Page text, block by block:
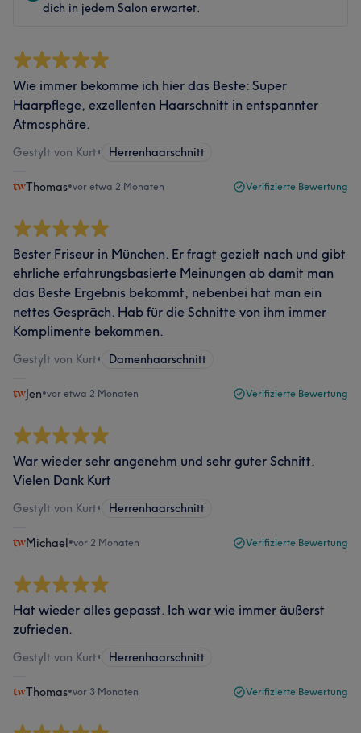
dich in jedem Salon erwartet.
Wie immer bekomme ich hier das Beste: Super
Haarpflege, exzellenten Haarschnitt in entspannter
Atmosphäre.
Gestylt von Kurt• Herrenhaarschnitt
Thomas•vor etwa 2 Monaten Verifizierte Bewertung
Bester Friseur in München. Er fragt gezielt nach und gibt
ehrliche erfahrungsbasierte Meinungen ab damit man
das Beste Ergebnis bekommt, nebenbei hat man ein
nettes Gespräch. Hab für die Schnitte von ihm immer
Komplimente bekommen.
Gestylt von Kurt• Damenhaarschnitt
Jen•vor etwa 2 Monaten Verifizierte Bewertung
War wieder sehr angenehm und sehr guter Schnitt.
Vielen Dank Kurt
Gestylt von Kurt• Herrenhaarschnitt
Michael•vor 2 Monaten Verifizierte Bewertung
Hat wieder alles gepasst. Ich war wie immer äußerst
zufrieden.
Gestylt von Kurt• Herrenhaarschnitt
Thomas•vor 3 Monaten Verifizierte Bewertung